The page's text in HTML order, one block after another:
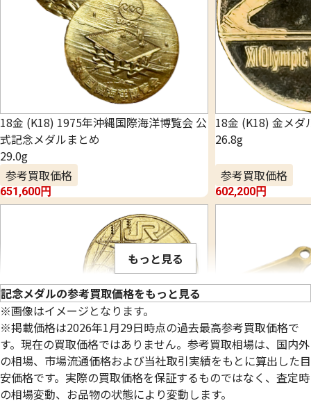
18金 (K18) 1975年沖縄国際海洋博覧会 公
式記念メダルまとめ
29.0g
参考買取価格
651,600円
18金 (K18) 金メダ
26.8g
参考買取価格
602,200円
もっと見る
記念メダルの参考買取価格をもっと見る
※画像はイメージとなります。
※掲載価格は2026年1月29日時点の過去最高参考買取価格で
す。現在の買取価格ではありません。参考買取相場は、国内外
の相場、市場流通価格および当社取引実績をもとに算出した目
安価格です。実際の買取価格を保証するものではなく、査定時
の相場変動、お品物の状態により変動します。